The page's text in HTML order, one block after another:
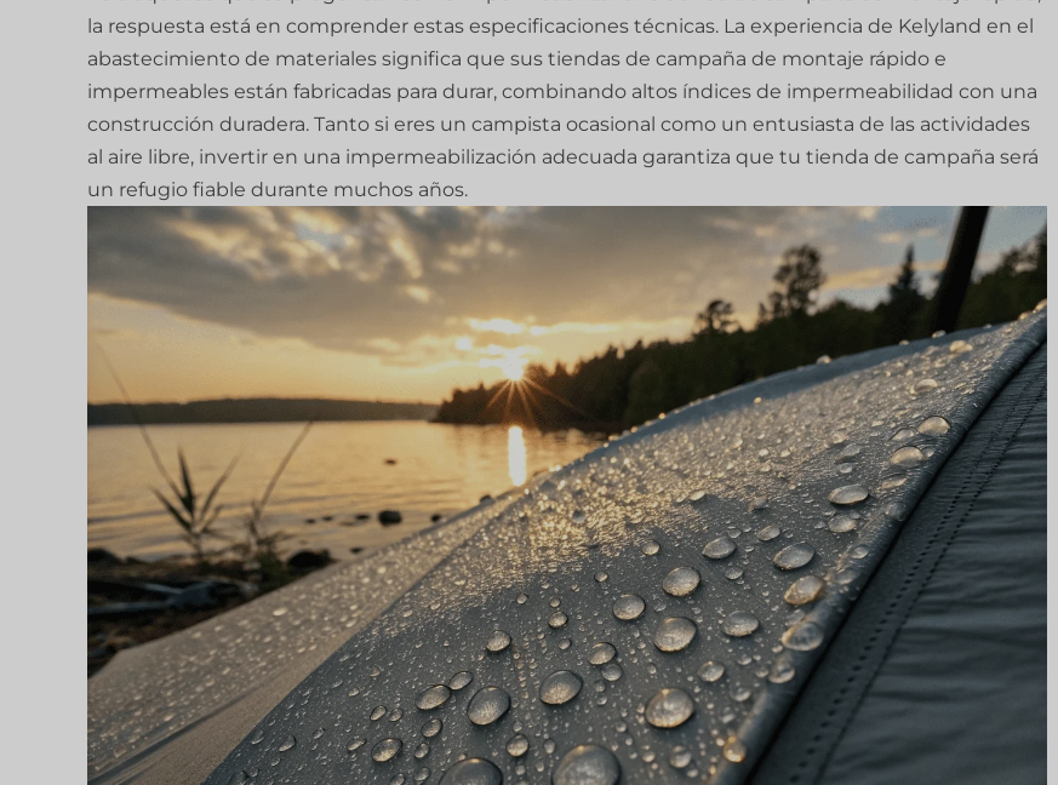
la respuesta está en comprender estas especificaciones técnicas. La experiencia de Kelyland en el
abastecimiento de materiales significa que sus tiendas de campaña de montaje rápido e
impermeables están fabricadas para durar, combinando altos índices de impermeabilidad con una
construcción duradera. Tanto si eres un campista ocasional como un entusiasta de las actividades
al aire libre, invertir en una impermeabilización adecuada garantiza que tu tienda de campaña será
un refugio fiable durante muchos años.